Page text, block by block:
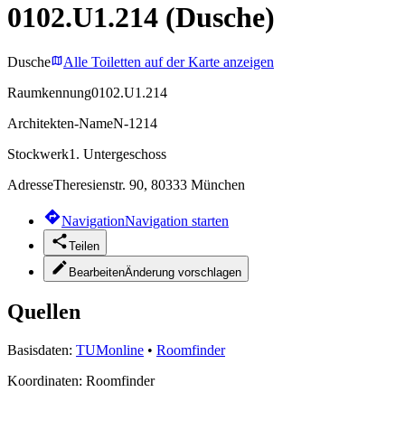
0102.U1.214 (Dusche)
Dusche
Alle Toiletten auf der Karte anzeigen
Raumkennung0102.U1.214
Architekten-NameN-1214
Stockwerk1. Untergeschoss
AdresseTheresienstr. 90, 80333 München
NavigationNavigation starten
Teilen
BearbeitenÄnderung vorschlagen
Quellen
Basisdaten: TUMonline • Roomfinder
Koordinaten: Roomfinder